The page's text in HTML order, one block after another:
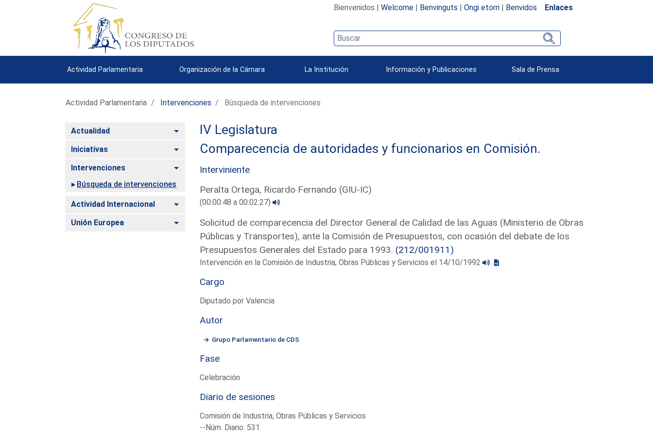
Bienvenidos | Welcome| Benvinguts | Ongi etorri| Benvidos Enlaces
Actividad Parlamentaria Organización de la Cámara La Institución Información y Publicaciones Sala de Prensa
Actividad Parlamentaria Intervenciones Búsqueda de intervenciones
Actualidad Alternar
Iniciativas Alternar
Intervenciones
Alternar
Búsqueda de intervenciones
Actividad Internacional Alternar
Unión Europea Alternar
IV Legislatura
Comparecencia de autoridades y funcionarios en Comisión.
Interviniente
Peralta Ortega, Ricardo Fernando (GIU-IC)
(00:00:48 a 00:02:27)
Solicitud de comparecencia del Director General de Calidad de las Aguas (Ministerio de Obras
Públicas y Transportes), ante la Comisión de Presupuestos, con ocasión del debate de los
Presupuestos Generales del Estado para 1993. (212/001911)
Intervención en la Comisión de Industria, Obras Públicas y Servicios el 14/10/1992
Cargo
Diputado por Valencia
Autor
Grupo Parlamentario de CDS
Fase
Celebración
Diario de sesiones
Comisión de Industria, Obras Públicas y Servicios
--Núm. Diario: 531